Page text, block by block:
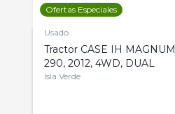
Ofertas Especiales
Usado
Tractor CASE IH MAGNUM
290, 2012, 4WD, DUAL
Isla Verde